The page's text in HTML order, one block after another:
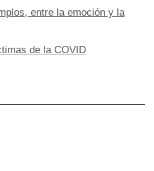
entre la emoción y la
de la COVID